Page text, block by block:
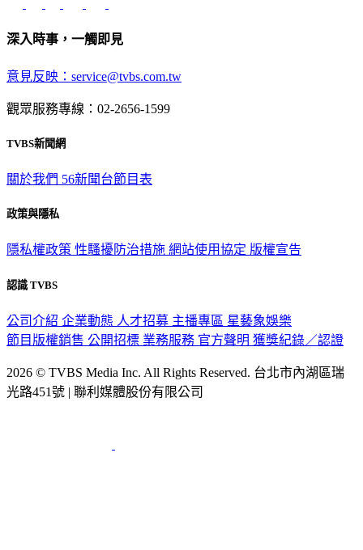
深入時事，一觸即見
意見反映：service@tvbs.com.tw
觀眾服務專線：02-2656-1599
TVBS新聞網
關於我們 56新聞台節目表
政策與隱私
隱私權政策 性騷擾防治措施 網站使用協定 版權宣告
認識 TVBS
公司介紹 企業動態 人才招募 主播專區 星藝象娛樂
節目版權銷售 公開招標 業務服務 官方聲明 獲獎紀錄／認證
2026 © TVBS Media Inc. All Rights Reserved. 台北市內湖區瑞
光路451號 | 聯利媒體股份有限公司